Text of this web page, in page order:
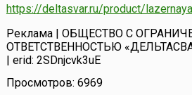
https://deltasvar.ru/product/
Реклама | ОБЩЕСТВО С
ОТВЕТСТВЕННОСТЬЮ
| erid: 2SDnjcvk3uE
Просмотров: 6969